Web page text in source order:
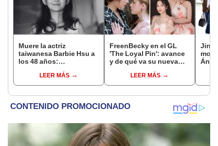
Muere la actriz
taiwanesa Barbie Hsu a
los 48 años:
de meteoros' perdió la
vida tras fuerte
LEER MÁS
FreenBecky en el GL
'The Loyal Pin': avance
y de qué va su nueva
LEER MÁS
Jin